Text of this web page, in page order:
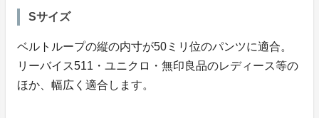
Sサイズ
ベルトループの縦の内寸が50ミリ位のパンツに適合。
リーバイス511・ユニクロ・無印良品のレディース等の
ほか、幅広く適合します。